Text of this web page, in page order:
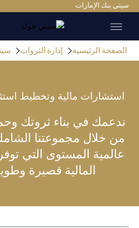
سيتي بنك الإمارات
الصفحة الرئيسية إدارة الثروات
استشارات مالية وتخطيط
ندعمك في بناء ثروتك
من خلال مجموعتنا
عالمية المستوى التي
المالية قصيرة